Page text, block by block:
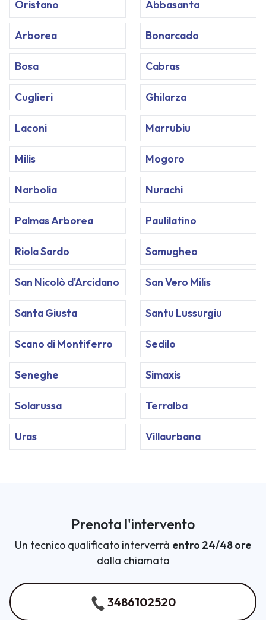
Oristano Abbasanta
Arborea Bonarcado
Bosa Cabras
Cuglieri Ghilarza
Laconi Marrubiu
Milis Mogoro
Narbolia Nurachi
Palmas Arborea Paulilatino
Riola Sardo Samugheo
San Nicolò d'Arcidano San Vero Milis
Santa Giusta Santu Lussurgiu
Scano di Montiferro Sedilo
Seneghe Simaxis
Solarussa Terralba
Uras Villaurbana
Prenota l'intervento
Un tecnico qualificato interverrà entro 24/48 ore
dalla chiamata
3486102520